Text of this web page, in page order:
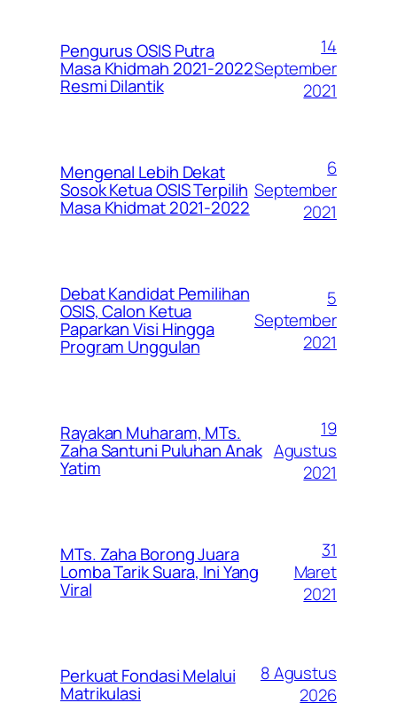
Pengurus OSIS Putra
Masa Khidmah 2021-2022
Resmi Dilantik
14
September
2021
Mengenal Lebih Dekat
Sosok Ketua OSIS Terpilih
Masa Khidmat 2021-2022
6
September
2021
Debat Kandidat Pemilihan
OSIS, Calon Ketua
Paparkan Visi Hingga
Program Unggulan
5
September
2021
Rayakan Muharam, MTs.
Zaha Santuni Puluhan Anak
Yatim
19
Agustus
2021
MTs. Zaha Borong Juara
Lomba Tarik Suara, Ini Yang
Viral
31
Maret
2021
Perkuat Fondasi Melalui
Matrikulasi
8 Agustus
2026